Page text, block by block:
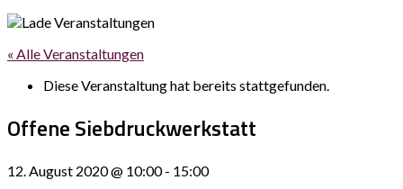
« Alle Veranstaltungen
Diese Veranstaltung hat bereits stattgefunden.
Offene Siebdruckwerkstatt
12. August 2020 @ 10:00- 15:00